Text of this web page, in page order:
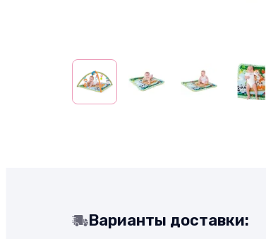
Варианты доставки: